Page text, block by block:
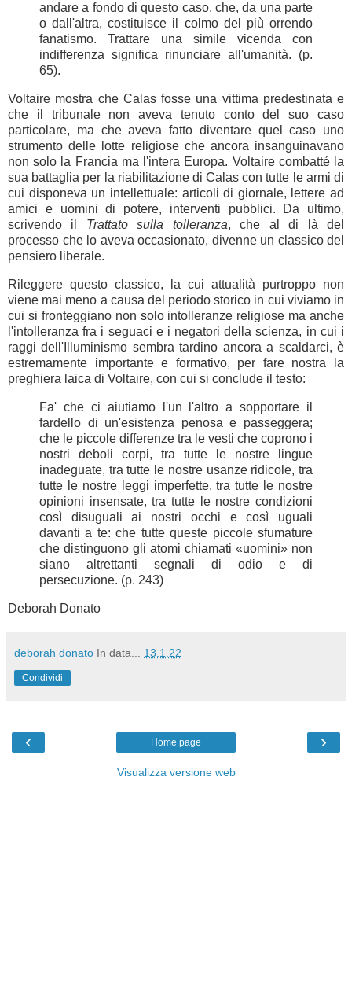
andare a fondo di questo caso, che, da una parte
o dall'altra, costituisce il colmo del più orrendo
fanatismo. Trattare una simile vicenda con
indifferenza significa rinunciare all'umanità. (p.
65).
Voltaire mostra che Calas fosse una vittima predestinata e
che il tribunale non aveva tenuto conto del suo caso
particolare, ma che aveva fatto diventare quel caso uno
strumento delle lotte religiose che ancora insanguinavano
non solo la Francia ma l'intera Europa. Voltaire combatté la
sua battaglia per la riabilitazione di Calas con tutte le armi di
amici e uomini di potere, interventi pubblici. Da ultimo,
scrivendo il Trattato sulla tolleranza, che al di là del
processo che lo aveva occasionato, divenne un classico del
pensiero liberale.
Rileggere questo classico, la cui attualità purtroppo non
viene mai meno a causa del periodo storico in cui viviamo in
cui si fronteggiano non solo intolleranze religiose ma anche
l'intolleranza fra i seguaci e i negatori della scienza, in cui i
raggi dell'Illuminismo sembra tardino ancora a scaldarci, è
estremamente importante e formativo, per fare nostra la
preghiera laica di Voltaire, con cui si conclude il testo:
Fa' che ci aiutiamo l'un l'altro a sopportare il
fardello di un'esistenza penosa e passeggera;
che le piccole differenze tra le vesti che coprono i
nostri deboli corpi, tra tutte le nostre lingue
inadeguate, tra tutte le nostre usanze ridicole, tra
tutte le nostre leggi imperfette, tra tutte le nostre
opinioni insensate, tra tutte le nostre condizioni
così disuguali ai nostri occhi e così uguali
davanti a te: che tutte queste piccole sfumature
che distinguono gli atomi chiamati «uomini» non
siano altrettanti segnali di odio e di
persecuzione. (p. 243)
Deborah Donato
deborah donato In data... 13.1.22
Condividi
‹ ›
Home page
Visualizza versione web